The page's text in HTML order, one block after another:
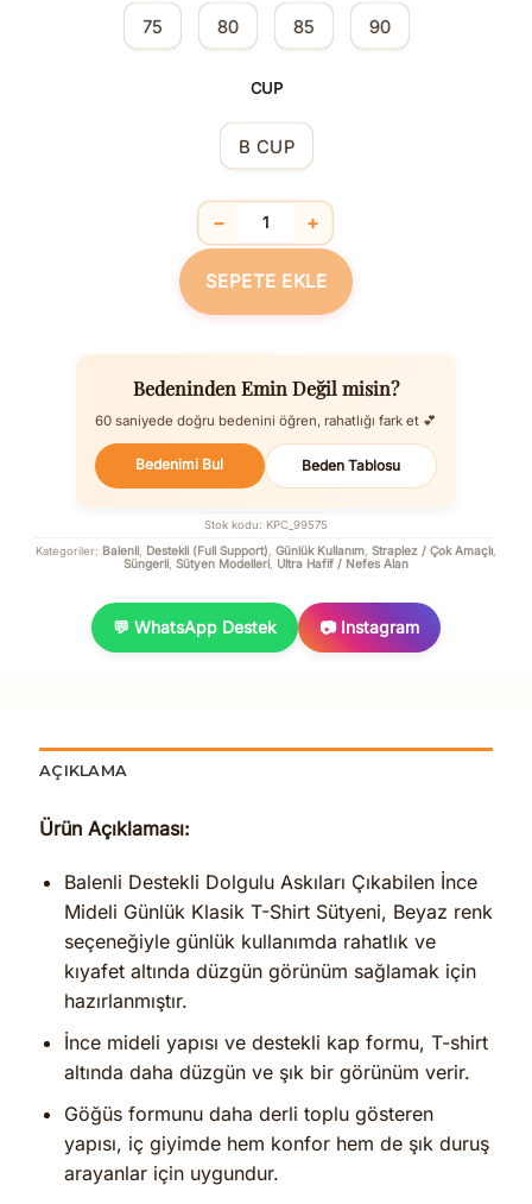
75 80 85 90
CUP
B CUP
Balenli Destekli Dolgulu Askıları
− +
SEPETE EKLE
Bedeninden Emin Değil misin?
60 saniyede doğru bedenini öğren, rahatlığı fark et 💕
Bedenimi Bul Beden Tablosu
Stok kodu: KPC_99575
Kategoriler: Balenli Destekli (Full Support) Günlük Kullanım Straplez / Çok Amaçlı
Süngerli Sütyen Modelleri Ultra Hafif / Nefes Alan
💬 WhatsApp Destek 📷 Instagram
AÇIKLAMA
Ürün Açıklaması:
Balenli Destekli Dolgulu Askıları Çıkabilen İnce
Mideli Günlük Klasik T-Shirt Sütyeni, Beyaz renk
seçeneğiyle günlük kullanımda rahatlık ve
kıyafet altında düzgün görünüm sağlamak için
hazırlanmıştır.
İnce mideli yapısı ve destekli kap formu, T-shirt
altında daha düzgün ve şık bir görünüm verir.
Göğüs formunu daha derli toplu gösteren
yapısı, iç giyimde hem konfor hem de şık duruş
arayanlar için uygundur.